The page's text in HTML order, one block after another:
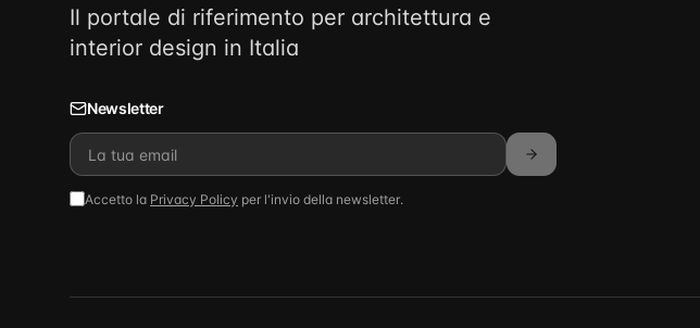
Il portale di riferimento per architettura e
interior design in Italia
Newsletter
Accetto la Privacy Policy per l'invio della newsletter.